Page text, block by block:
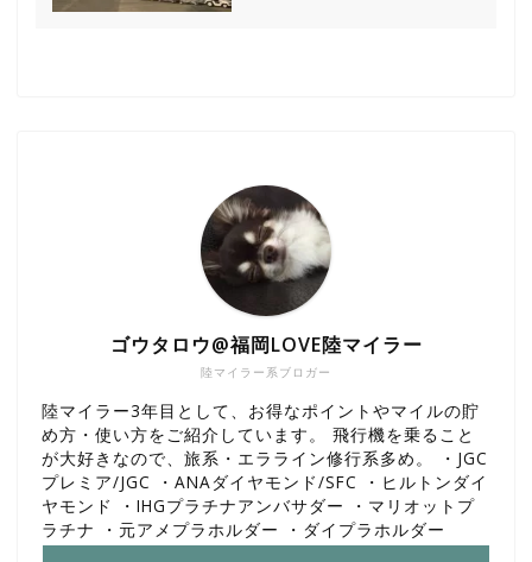
陸マイラー系ブロガー
ゴウタロウ@福岡LOVE陸マイラー
陸マイラー3年目として、お得なポイントやマイルの貯
め方・使い方をご紹介しています。 飛行機を乗ること
が大好きなので、旅系・エラライン修行系多め。 ・JGC
プレミア/JGC ・ANAダイヤモンド/SFC ・ヒルトンダイ
ヤモンド ・IHGプラチナアンバサダー ・マリオットプ
ラチナ ・元アメプラホルダー ・ダイプラホルダー